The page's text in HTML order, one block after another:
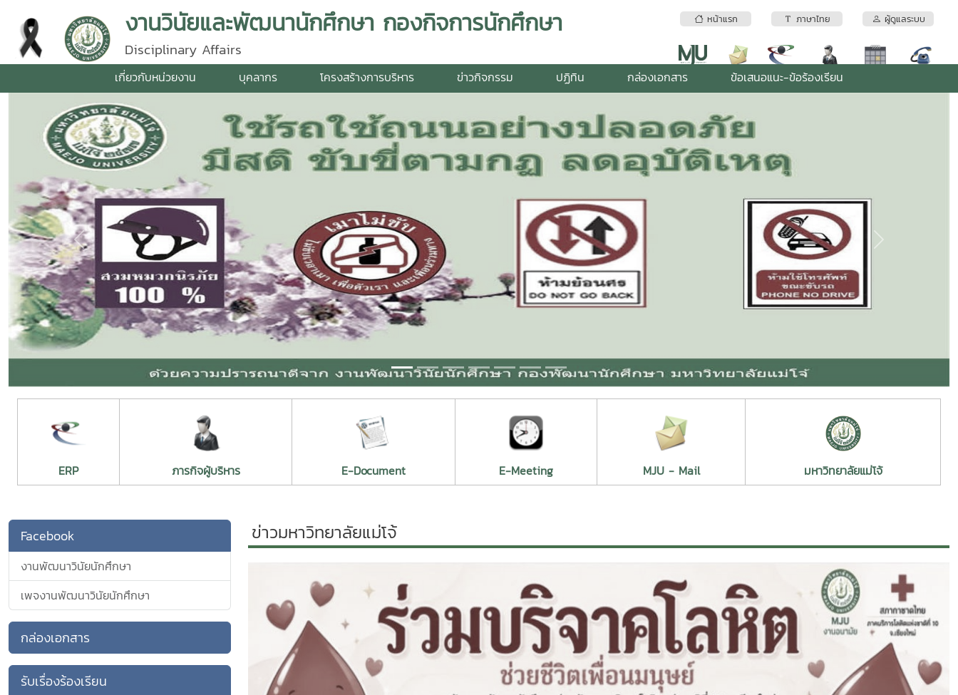
หน้าแรก ภาษาไทย ผู้ดูแลระบบ
งานวินัยและพัฒนานักศึกษา กองกิจการนักศึกษา
Disciplinary Affairs
เกี่ยวกับหน่วยงาน บุคลากร โครงสร้างการบริหาร ข่าวกิจกรรม ปฏิทิน กล่องเอกสาร
ข้อเสนอแนะ-ข้อร้องเรียน
Previous
ERP ภารกิจผู้บริหาร
Facebook
งานพัฒนาวินัยนักศึกษา
เพจงานพัฒนาวินัยนักศึกษา
กล่องเอกสาร
รับเรื่องร้องเรียน
ข้อเสนอแนะ-เรื่องร้องเรียน
ข่าวมหาวิทยาลัยแม่โจ้
ม.แม่โจ้-ชุมพร ต้อนรับผู้แทนจาก Universitas
Islam Negeri Kiai Haji Achmad Siddiq
Jember สาธารณรัฐ...
27 ครั้ง, 6/8/2569 0:00:00
นักศึกษาสัตวศาสตร์ฯ ม.แม่โจ้ คว้า 3 รางวัล
ระดับชาติ เวทีประชุมวิชาการสัตวศาสตร์แห่งชาติ
13 ครั้ง, 6/8/2569 0:00:00